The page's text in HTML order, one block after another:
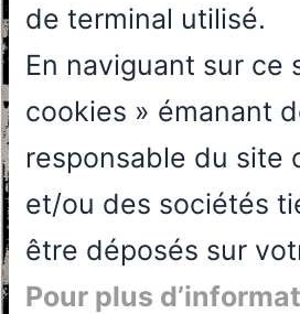
de terminal utilisé.
En naviguant sur ce
cookies » émanant
responsable du site
et/ou des sociétés
être déposés sur
Pour plus